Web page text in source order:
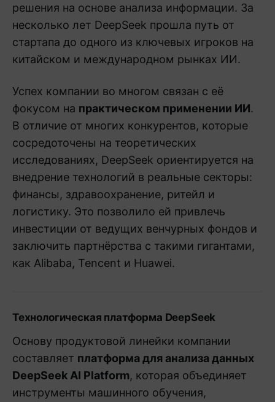
решения на основе анализа информации. За
несколько лет DeepSeek прошла путь от
стартапа до одного из ключевых игроков на
китайском и международном рынках ИИ.
Успех компании во многом связан с её
фокусом на практическом применении ИИ.
В отличие от многих конкурентов, которые
сосредоточены на теоретических
исследованиях, DeepSeek ориентируется на
внедрение технологий в реальные секторы:
финансы, здравоохранение, ритейл и
логистику. Это позволило ей привлечь
инвестиции от ведущих венчурных фондов и
заключить партнёрства с такими гигантами,
как Alibaba, Tencent и Huawei.
Технологическая платформа DeepSeek
Основу продуктовой линейки компании
составляет платформа для анализа данных
DeepSeek AI Platform, которая объединяет
инструменты машинного обучения,